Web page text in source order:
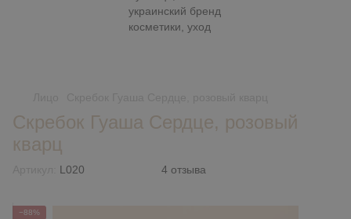
Скребок Гуаша Сердце, розовый
кварц
L020 4 отзыва
−88%